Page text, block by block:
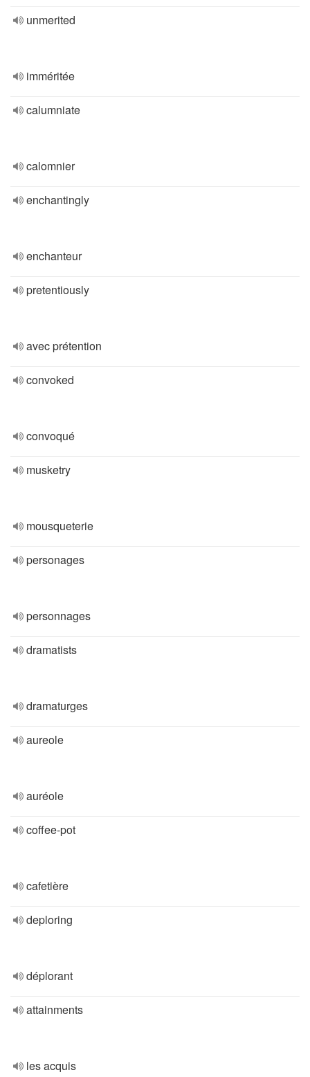
unmerited
imméritée
calumniate
calomnier
enchantingly
enchanteur
pretentiously
avec prétention
convoked
convoqué
musketry
mousqueterie
personages
personnages
dramatists
dramaturges
aureole
auréole
coffee-pot
cafetière
deploring
déplorant
attainments
les acquis